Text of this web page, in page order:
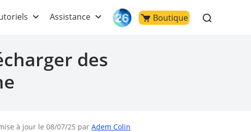
Assistance Boutique
des
à jour le 08/07/25 par Adem Colin